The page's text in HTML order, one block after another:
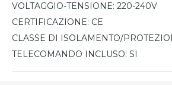
VOLTAGGIO-TENSIONE: 220-240V
CERTIFICAZIONE: CE
CLASSE DI ISOLAMENTO/
TELECOMANDO INCLUSO: SI